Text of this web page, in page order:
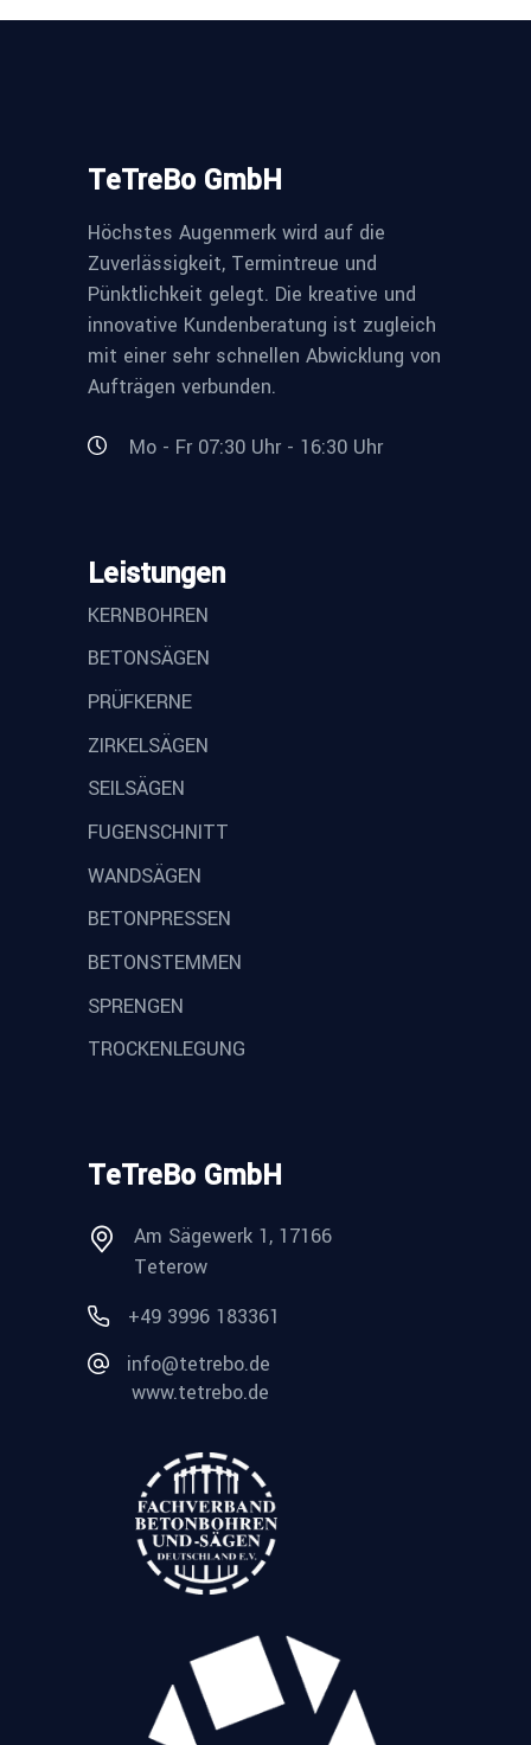
TeTreBo GmbH
Höchstes Augenmerk wird auf die
Zuverlässigkeit, Termintreue und
Pünktlichkeit gelegt. Die kreative und
innovative Kundenberatung ist zugleich
mit einer sehr schnellen Abwicklung von
Aufträgen verbunden.
Mo - Fr 07:30 Uhr - 16:30 Uhr
Leistungen
KERNBOHREN
BETONSÄGEN
PRÜFKERNE
ZIRKELSÄGEN
SEILSÄGEN
FUGENSCHNITT
WANDSÄGEN
BETONPRESSEN
BETONSTEMMEN
SPRENGEN
TROCKENLEGUNG
TeTreBo GmbH
Am Sägewerk 1, 17166
Teterow
+49 3996 183361
info@tetrebo.de
www.tetrebo.de